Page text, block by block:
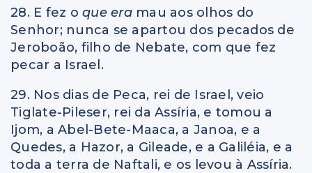
28. E fez o que era mau aos olhos do
Senhor; nunca se apartou dos pecados de
Jeroboão, filho de Nebate, com que fez
pecar a Israel.
29. Nos dias de Peca, rei de Israel, veio
Tiglate-Pileser, rei da Assíria, e tomou a
Ijom, a Abel-Bete-Maaca, a Janoa, e a
Quedes, a Hazor, a Gileade, e a Galiléia, e a
toda a terra de Naftali, e os levou à Assíria.